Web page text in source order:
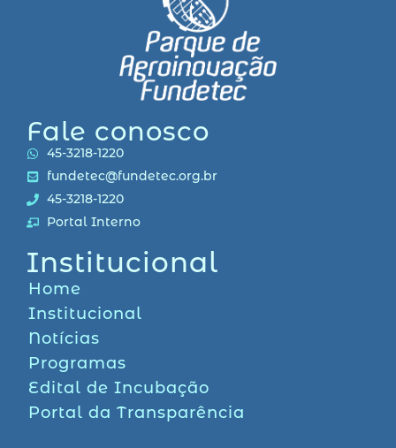
Fale conosco
45-3218-1220
fundetec@fundetec.org.br
45-3218-1220
Portal Interno
Institucional
Home
Institucional
Notícias
Programas
Edital de Incubação
Portal da Transparência